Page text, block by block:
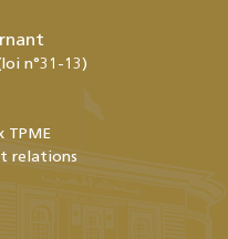
n°31-13)
TPME
relations